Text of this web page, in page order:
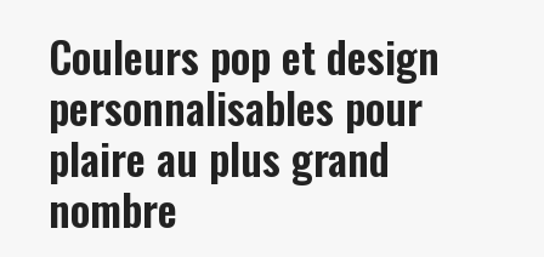
Couleurs pop et design
personnalisables pour
plaire au plus grand
nombre